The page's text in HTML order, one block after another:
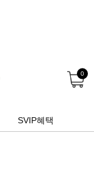
0
SVIP혜택